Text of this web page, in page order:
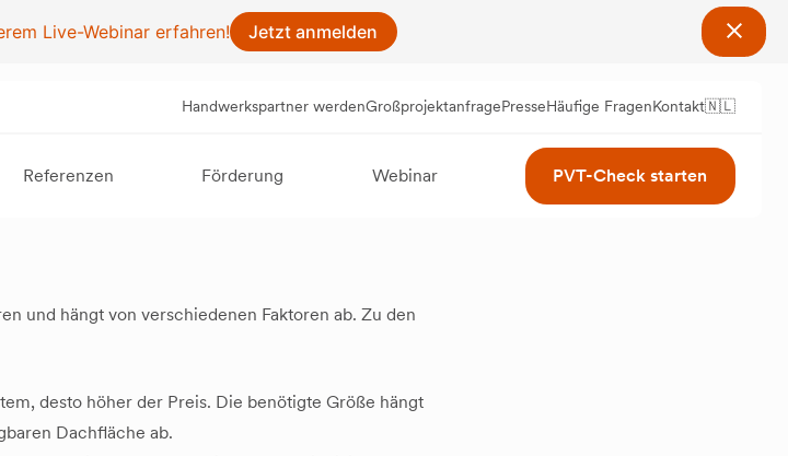
Live-Webinar erfahren! Jetzt anmelden
Handwerkspartner werdenGroßprojektanfragePresseHäufige FragenKontakt🇳🇱
Referenzen Förderung Webinar PVT-Check starten
und hängt von verschiedenen Faktoren ab. Zu den
desto höher der Preis. Die benötigte Größe hängt
Dachfläche ab.